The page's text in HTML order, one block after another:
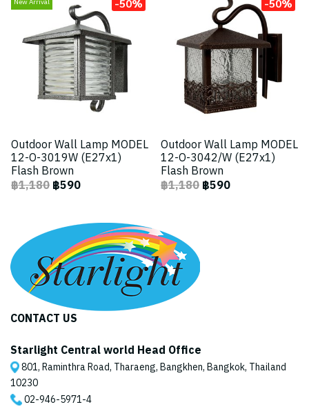
-50%
Outdoor Wall Lamp MODEL
12-O-3019W (E27x1)
Flash Brown
฿1,180฿590
-50%
Outdoor Wall Lamp MODEL
12-O-3042/W (E27x1)
Flash Brown
฿1,180฿590
CONTACT US
Starlight Central world Head Office
801, Raminthra Road, Tharaeng, Bangkhen, Bangkok, Thailand
10230
02-946-5971-4